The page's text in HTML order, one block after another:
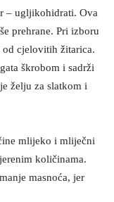
– ugljikohidrati. Ova
prehrane. Pri izboru
od cjelovitih žitarica.
škrobom i sadrži
želju za slatkom i
mlijeko i mliječni
količinama.
masnoća, jer